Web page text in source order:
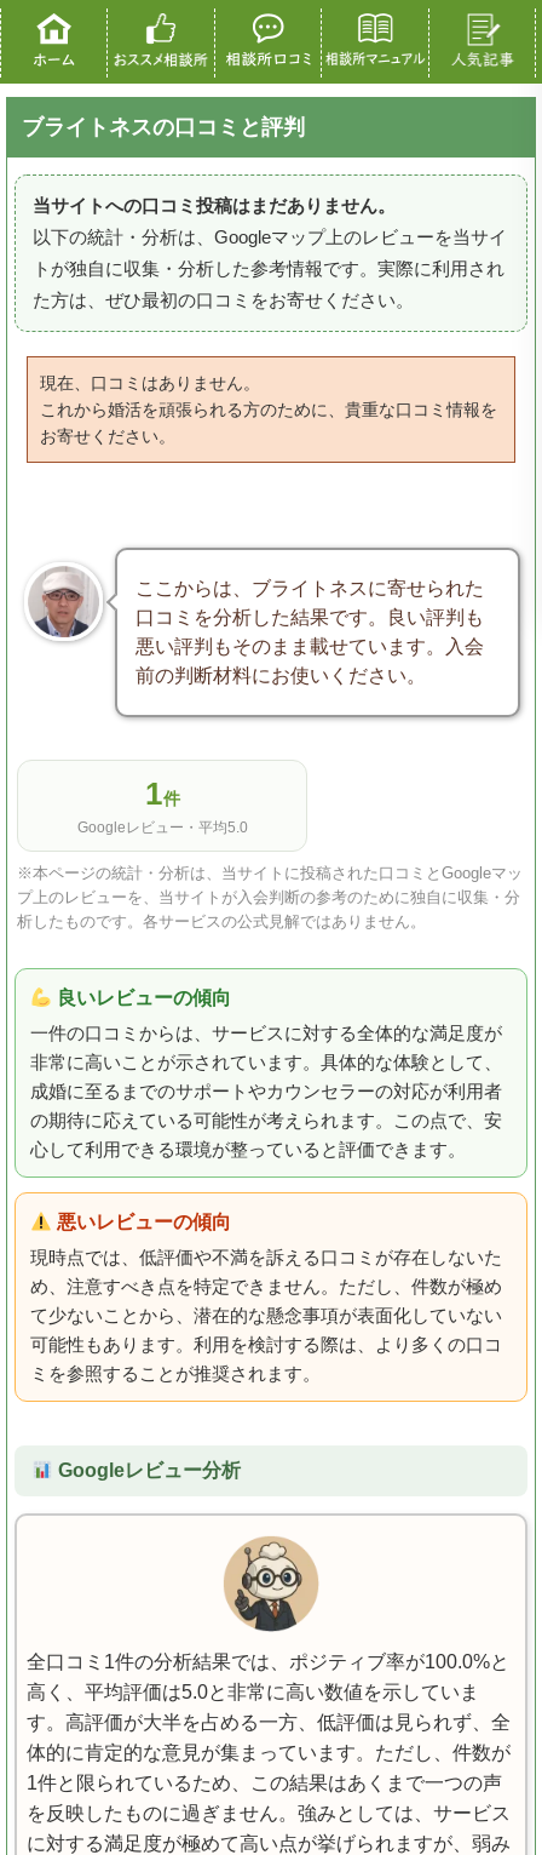
ブライトネスの口コミと評判
当サイトへの口コミ投稿はまだありません。
以下の統計・分析は、Googleマップ上のレビューを当サイ
トが独自に収集・分析した参考情報です。実際に利用され
た方は、ぜひ最初の口コミをお寄せください。
現在、口コミはありません。
これから婚活を頑張られる方のために、貴重な口コミ情報を
お寄せください。
ここからは、ブライトネスに寄せられた
口コミを分析した結果です。良い評判も
悪い評判もそのまま載せています。入会
前の判断材料にお使いください。
1件
Googleレビュー・平均5.0
※本ページの統計・分析は、当サイトに投稿された口コミとGoogleマッ
プ上のレビューを、当サイトが入会判断の参考のために独自に収集・分
析したものです。各サービスの公式見解ではありません。
良いレビューの傾向
一件の口コミからは、サービスに対する全体的な満足度が
非常に高いことが示されています。具体的な体験として、
成婚に至るまでのサポートやカウンセラーの対応が利用者
の期待に応えている可能性が考えられます。この点で、安
心して利用できる環境が整っていると評価できます。
悪いレビューの傾向
現時点では、低評価や不満を訴える口コミが存在しないた
め、注意すべき点を特定できません。ただし、件数が極め
て少ないことから、潜在的な懸念事項が表面化していない
可能性もあります。利用を検討する際は、より多くの口コ
ミを参照することが推奨されます。
Googleレビュー分析
全口コミ1件の分析結果では、ポジティブ率が100.0%と
高く、平均評価は5.0と非常に高い数値を示していま
す。高評価が大半を占める一方、低評価は見られず、全
体的に肯定的な意見が集まっています。ただし、件数が
1件と限られているため、この結果はあくまで一つの声
を反映したものに過ぎません。強みとしては、サービス
に対する満足度が極めて高い点が挙げられますが、弱み